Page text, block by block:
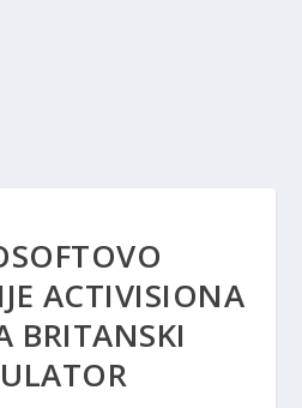
ACTIVISIONA
BRITANSKI